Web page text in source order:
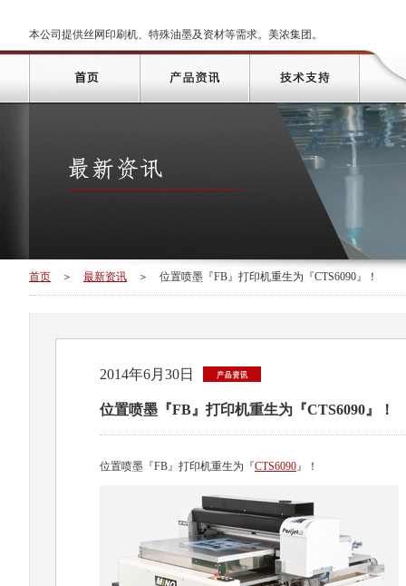
本公司提供丝网印刷机、特殊油墨及资材等需求。美浓集团。
首页 ＞ 最新资讯 ＞ 位置喷墨『FB』打印机重生为『CTS6090』！
2014年6月30日
位置喷墨『FB』打印机重生为『CTS6090』！
位置喷墨『FB』打印机重生为『CTS6090』！